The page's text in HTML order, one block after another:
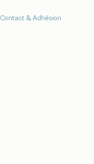
Contact & Adhésion